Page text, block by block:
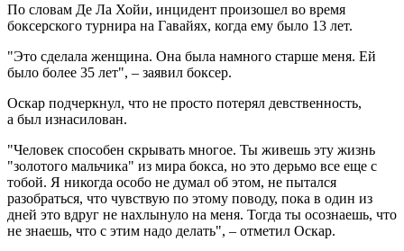
По словам Де Ла Хойи, инцидент произошел во время
боксерского турнира на Гавайях, когда ему было 13 лет.
"Это сделала женщина. Она была намного старше меня. Ей
было более 35 лет", – заявил боксер.
Оскар подчеркнул, что не просто потерял девственность,
а был изнасилован.
"Человек способен скрывать многое. Ты живешь эту жизнь
"золотого мальчика" из мира бокса, но это дерьмо все еще с
тобой. Я никогда особо не думал об этом, не пытался
разобраться, что чувствую по этому поводу, пока в один из
дней это вдруг не нахлынуло на меня. Тогда ты осознаешь, что
не знаешь, что с этим надо делать", – отметил Оскар.